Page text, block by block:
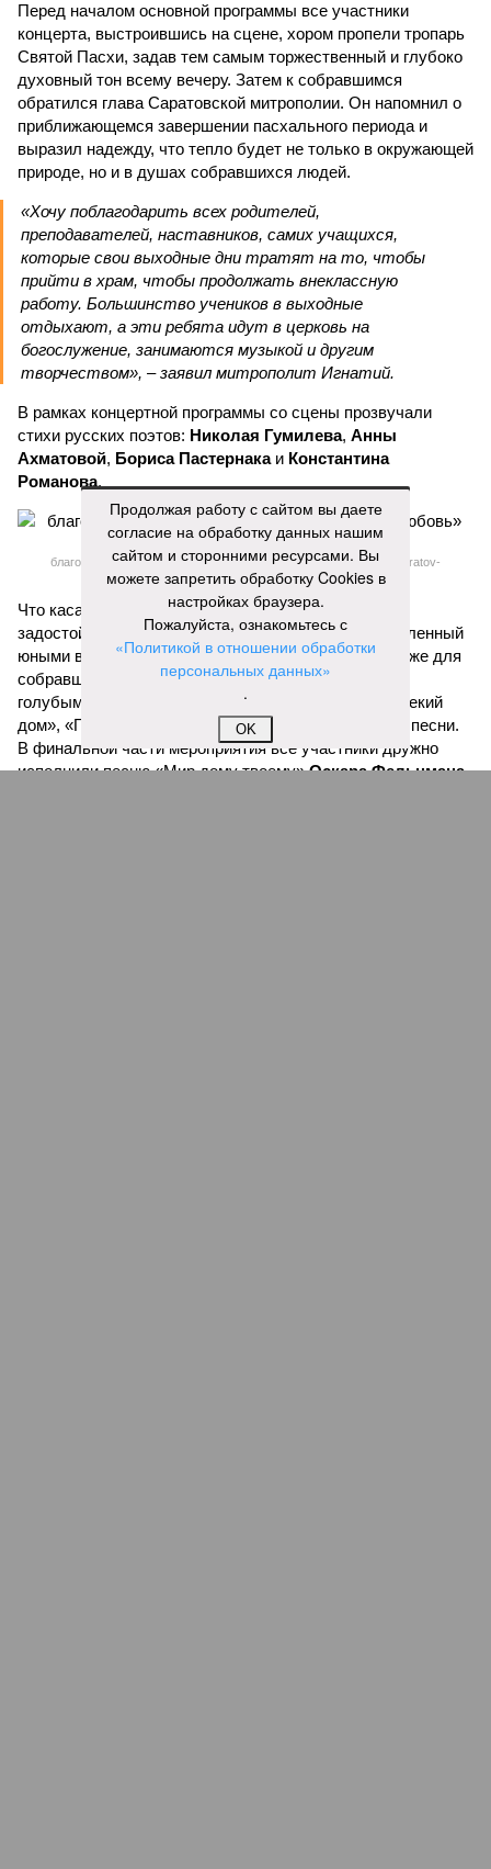
Перед началом основной программы все участники
концерта, выстроившись на сцене, хором пропели тропарь
Святой Пасхи, задав тем самым торжественный и глубоко
духовный тон всему вечеру. Затем к собравшимся
обратился глава Саратовской митрополии. Он напомнил о
приближающемся завершении пасхального периода и
выразил надежду, что тепло будет не только в окружающей
природе, но и в душах собравшихся людей.
«Хочу поблагодарить всех родителей,
преподавателей, наставников, самих учащихся,
которые свои выходные дни тратят на то, чтобы
прийти в храм, чтобы продолжать внеклассную
работу. Большинство учеников в выходные
отдыхают, а эти ребята идут в церковь на
богослужение, занимаются музыкой и другим
творчеством», – заявил митрополит Игнатий.
В рамках концертной программы со сцены прозвучали
стихи русских поэтов: Николая Гумилева, Анны
Ахматовой, Бориса Пастернакаи Константина
Романова.
благотворительный концерт «Вера, надежда, любовь» (фото: saratov-
eparhia.ru)
Что касается вокальных выступлений, их открыл
задостойник Пасхи Валаамского распева, подготовленный
юными вокалистами Образовательного центра. Также для
собравшихся прозвучали композиции «Над небом
голубым», «За рекой», «Все зависит от Бога», «Далекий
дом», «Главное на свете – это наши дети» и другие песни.
В финальной части мероприятия все участники дружно
исполнили песню «Мир дому твоему»Оскара Фельцмана.
Продолжая работу с сайтом вы даете
согласие на обработку данных нашим
сайтом и сторонними ресурсами. Вы
можете запретить обработку Cookies в
настройках браузера.
Пожалуйста, ознакомьтесь с
«Политикой в отношении обработки
персональных данных»
.
OK